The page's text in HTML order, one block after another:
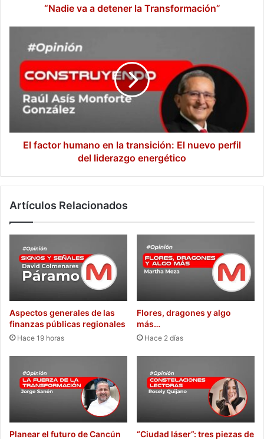
“Nadie va a detener la Transformación”
factor
transición:
perfil
El factor humano en la transición: El nuevo perfil
del liderazgo energético
Artículos Relacionados
Aspectos generales de las
finanzas públicas regionales
Hace 19 horas
Flores, dragones y algo
más…
Hace 2 días
Planear el futuro de Cancún
“Ciudad láser”: tres piezas de